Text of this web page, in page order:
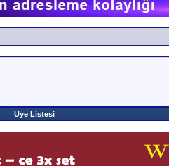
Üye Listesi